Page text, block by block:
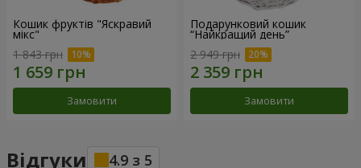
Кошик фруктів "Яскравий
мікс"
1 843 грн
Замовити
Подарунковий кошик
“Найкращий день”
2 949 грн
Замовити
Відгуки 4.9 з 5